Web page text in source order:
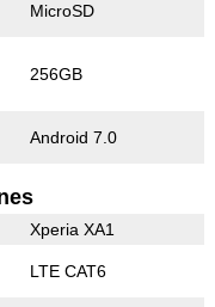
MicroSD
256GB
Android 7.0
Xperia XA1
LTE CAT6